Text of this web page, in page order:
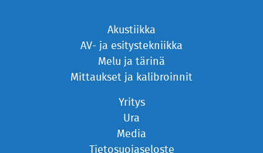
Akustiikka
AV- ja esitystekniikka
Melu ja tärinä
Mittaukset ja kalibroinnit
Yritys
Ura
Media
Tietosuojaseloste